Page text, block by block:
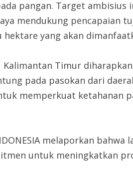
pangan. Target
mendukung pencapaian
hektare yang akan
Kalimantan Timur
pada pasokan dari
memperkuat ketahanan
melaporkan
untuk meningkatkan